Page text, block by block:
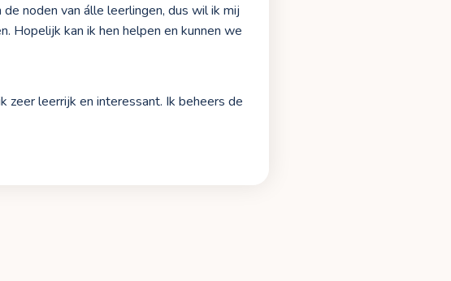
noden van álle leerlingen, dus wil ik mij
Hopelijk kan ik hen helpen en kunnen we
leerrijk en interessant. Ik beheers de